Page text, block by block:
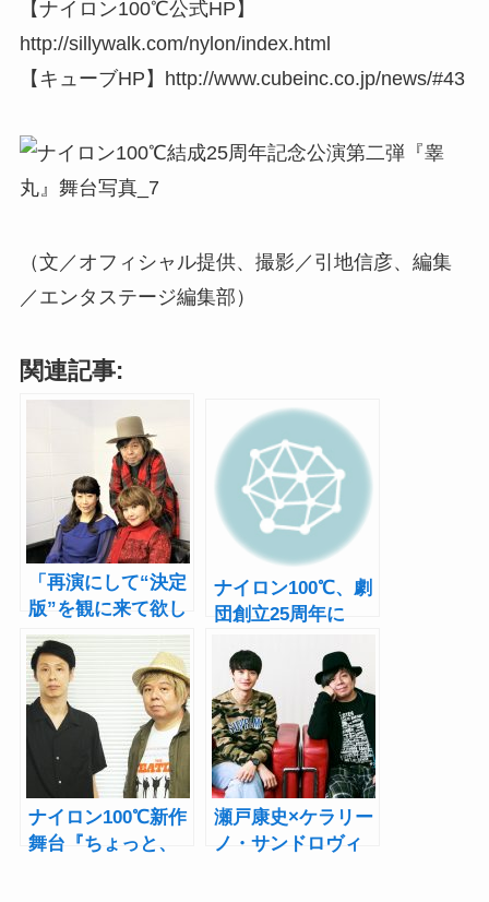
【ナイロン100℃公式HP】
http://sillywalk.com/nylon/index.html
【キューブHP】http://www.cubeinc.co.jp/news/#43
（文／オフィシャル提供、撮影／引地信彦、編集
／エンタステージ編集部）
関連記事:
「再演にして“決定
版”を観に来て欲し
い」ナイロン100℃
『百年の秘密』
KERA、犬山イヌ
コ、峯村リエにイ
ンタビュー
ナイロン100℃、劇
団創立25周年に
『睾丸（仮題）』
の2作を上演
ナイロン100℃新作
舞台『ちょっと、
瀬戸康史×ケラリー
ノ・サンドロヴィ